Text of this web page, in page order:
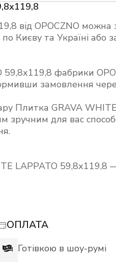
від OPOCZNO можна
Києву та Україні або
фабрики
замовлення
Плитка GRAVA
зручним для вас
LAPPATO 59,8х119,8
ОПЛАТА
Готівкою в шоу-румі